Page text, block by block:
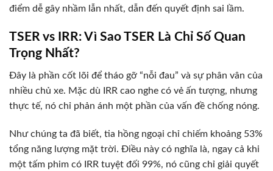
điểm dễ gây nhầm lẫn nhất, dẫn đến quyết định sai lầm.
TSER vs IRR: Vì Sao TSER Là Chỉ Số Quan
Trọng Nhất?
Đây là phần cốt lõi để tháo gỡ “nỗi đau” và sự phân vân của
nhiều chủ xe. Mặc dù IRR cao nghe có vẻ ấn tượng, nhưng
thực tế, nó chỉ phản ánh một phần của vấn đề chống nóng.
Như chúng ta đã biết, tia hồng ngoại chỉ chiếm khoảng 53%
tổng năng lượng mặt trời. Điều này có nghĩa là, ngay cả khi
một tấm phim có IRR tuyệt đối 99%, nó cũng chỉ giải quyết